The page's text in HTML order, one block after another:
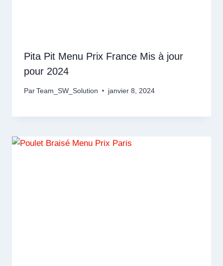
Pita Pit Menu Prix France Mis à jour
pour 2024
Par Team_SW_Solution janvier 8, 2024